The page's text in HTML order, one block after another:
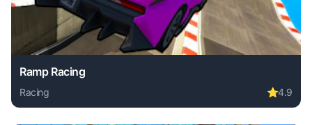
Ramp Racing
Racing ⭐4.9
Play Ramp Racing online free. racing game, no download